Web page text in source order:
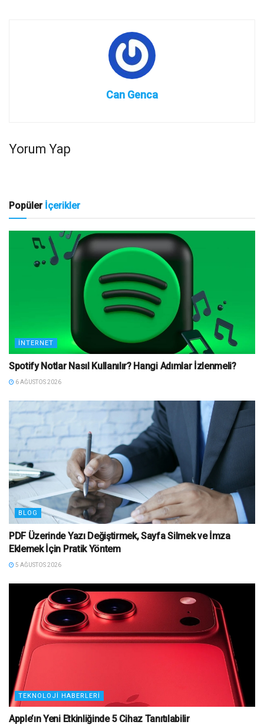
Can Genca
Yorum Yap
Popüler İçerikler
İNTERNET
Spotify Notlar Nasıl Kullanılır? Hangi Adımlar İzlenmeli?
6 AĞUSTOS 2026
BLOG
PDF Üzerinde Yazı Değiştirmek, Sayfa Silmek ve İmza
Eklemek İçin Pratik Yöntem
5 AĞUSTOS 2026
TEKNOLOJI HABERLERI
Apple’ın Yeni Etkinliğinde 5 Cihaz Tanıtılabilir